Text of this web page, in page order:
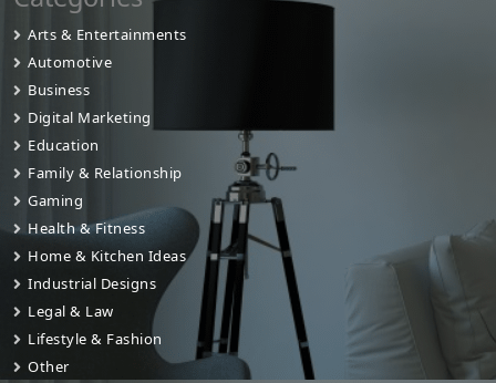
Arts & Entertainments
Automotive
Business
Digital Marketing
Education
Family & Relationship
Gaming
Health & Fitness
Home & Kitchen Ideas
Industrial Designs
Legal & Law
Lifestyle & Fashion
Other